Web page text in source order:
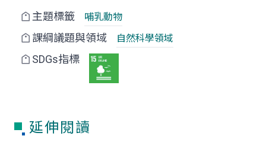
主題標籤 哺乳動物
課綱議題與領域 自然科學領域
SDGs指標
延伸閱讀